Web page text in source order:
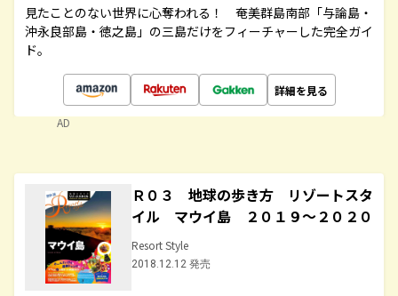
見たことのない世界に心奪われる！ 奄美群島南部「与論島・
沖永良部島・徳之島」の三島だけをフィーチャーした完全ガイ
ド。
詳細を見る
AD
Ｒ０３ 地球の歩き方 リゾートスタ
イル マウイ島 ２０１９～２０２０
Resort Style
2018.12.12 発売